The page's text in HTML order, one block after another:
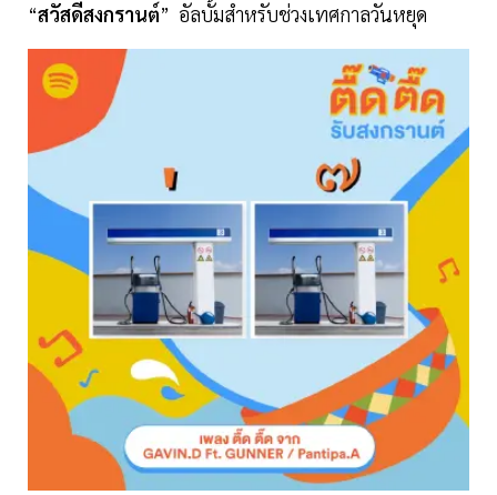
“สวัสดีสงกรานต์” อัลบั้มสำหรับช่วงเทศกาลวันหยุด